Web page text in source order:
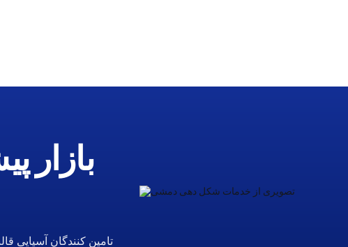
بازار
تامین کنندگان آسیایی